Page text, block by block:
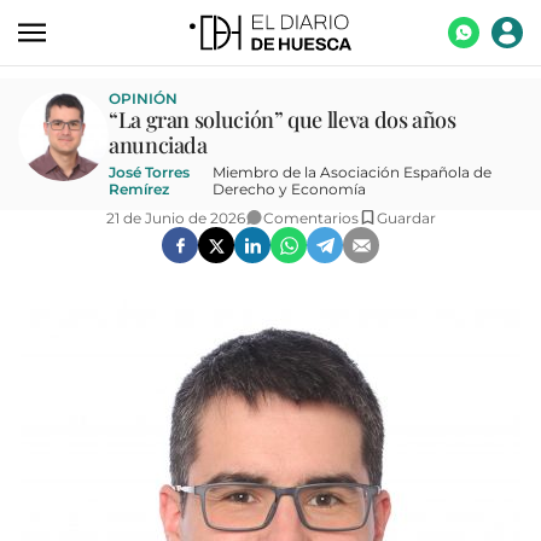
ACTUALIDAD
ECONOMÍA
TECNOLOGÍA
OPINIÓN
“La gran solución” que lleva dos años
anunciada
José Torres
Remírez
Miembro de la Asociación Española de
Derecho y Economía
21 de Junio de 2026
Comentarios Guardar